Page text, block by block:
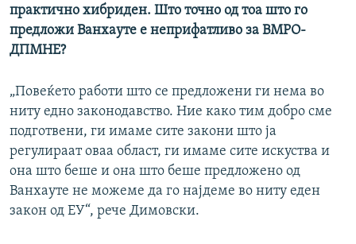
практично хибриден. Што точно од тоа што го
предложи Ванхауте е неприфатливо за ВМРО-
ДПМНЕ?
​„Повеќето работи што се предложени ги нема во
ниту едно законодавство. Ние како тим добро сме
подготвени, ги имаме сите закони што ја
регулираат оваа област, ги имаме сите искуства и
она што беше и она што беше предложено од
Ванхауте не можеме да го најдеме во ниту еден
закон од ЕУ“, рече Димовски.